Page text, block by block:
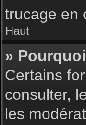
trucage en
Haut
»
Certains
consulter,
les